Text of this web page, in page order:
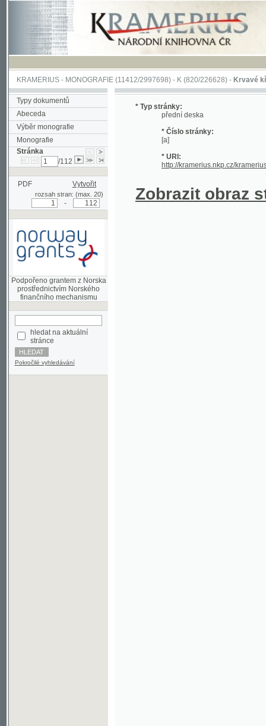
KRAMERIUS-MONOGRAFIE(11412/2997698) -K (820/226628)-Krvavé křtiny,
Typy dokumentů
Abeceda
Výběr monografie
Monografie
Stránka
/112
PDF Vytvořit
rozsah stran: (max. 20)
Podpořeno grantem z Norska
prostřednictvím Norského
hledat na aktuální
stránce
Pokročilé vyhledávání
* Typ stránky:
přední deska
* Číslo stránky:
* URI: